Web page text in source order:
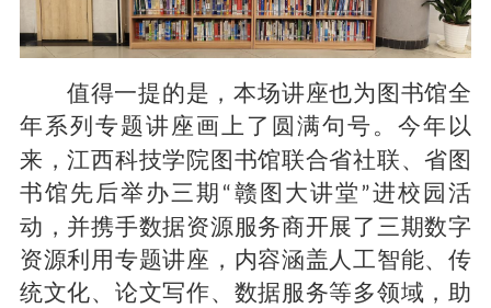
值得一提的是，本场讲座也为图书馆全
年系列专题讲座画上了圆满句号。今年以
来，江西科技学院图书馆联合省社联、省图
书馆先后举办三期 “赣图大讲堂”进校园活
动，并携手数据资源服务商开展了三期数字
资源利用专题讲座，内容涵盖人工智能、传
统文化、论文写作、数据服务等多领域，助